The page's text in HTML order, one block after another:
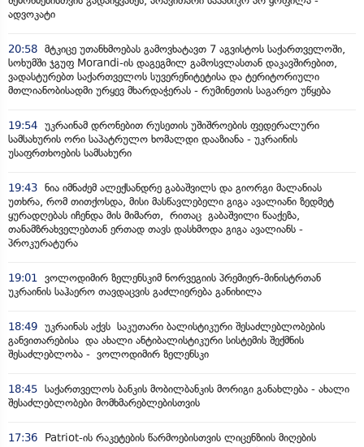
ადვოკატი
20:58 მტკიცე უთანხმოებას გამოვხატავთ 7 აგვისტოს საქართველოში,
სოხუმში ჯგუფ Morandi-ის დაგეგმილ გამოსვლასთან დაკავშირებით,
ვადასტურებთ საქართველოს სუვერენიტეტისა და ტერიტორიული
მთლიანობისადმი ურყევ მხარდაჭერას - რუმინეთის საგარეო უწყება
19:54 უკრაინამ დრონებით რუსეთის უშიშროების ფედერალური
სამსახურის ორი საპატრულო ხომალდი დააზიანა - უკრაინის
უსაფრთხოების სამსახური
19:43 ნია იმნაძემ ალექსანდრე გაბაშვილს და გიორგი მალანიას
უთხრა, რომ თითქოსდა, მისი მასწავლებელი გიგა ავალიანი ზედმეტ
ყურადღებას იჩენდა მის მიმართ, რითაც გაბაშვილი წააქეზა,
თანამზრახველებთან ერთად თავს დასხმოდა გიგა ავალიანს -
პროკურატურა
19:01
ვოლოდიმირ ზელენსკიმ ნორვეგიის პრემიერ-მინისტრთან
უკრაინის საჰაერო თავდაცვის გაძლიერება განიხილა
18:49 უკრაინას აქვს საკუთარი ბალისტიკური შესაძლებლობების
განვითარებისა და ახალი ანტიბალისტიკური სისტემის შექმნის
შესაძლებლობა - ვოლოდიმირ ზელენსკი
18:45 საქართველოს ბანკის მობილბანკის მორიგი განახლება - ახალი
შესაძლებლობები მომხმარებლებისთვის
17:36
Patriot-ის რაკეტების წარმოებისთვის ლიცენზიის მიღების